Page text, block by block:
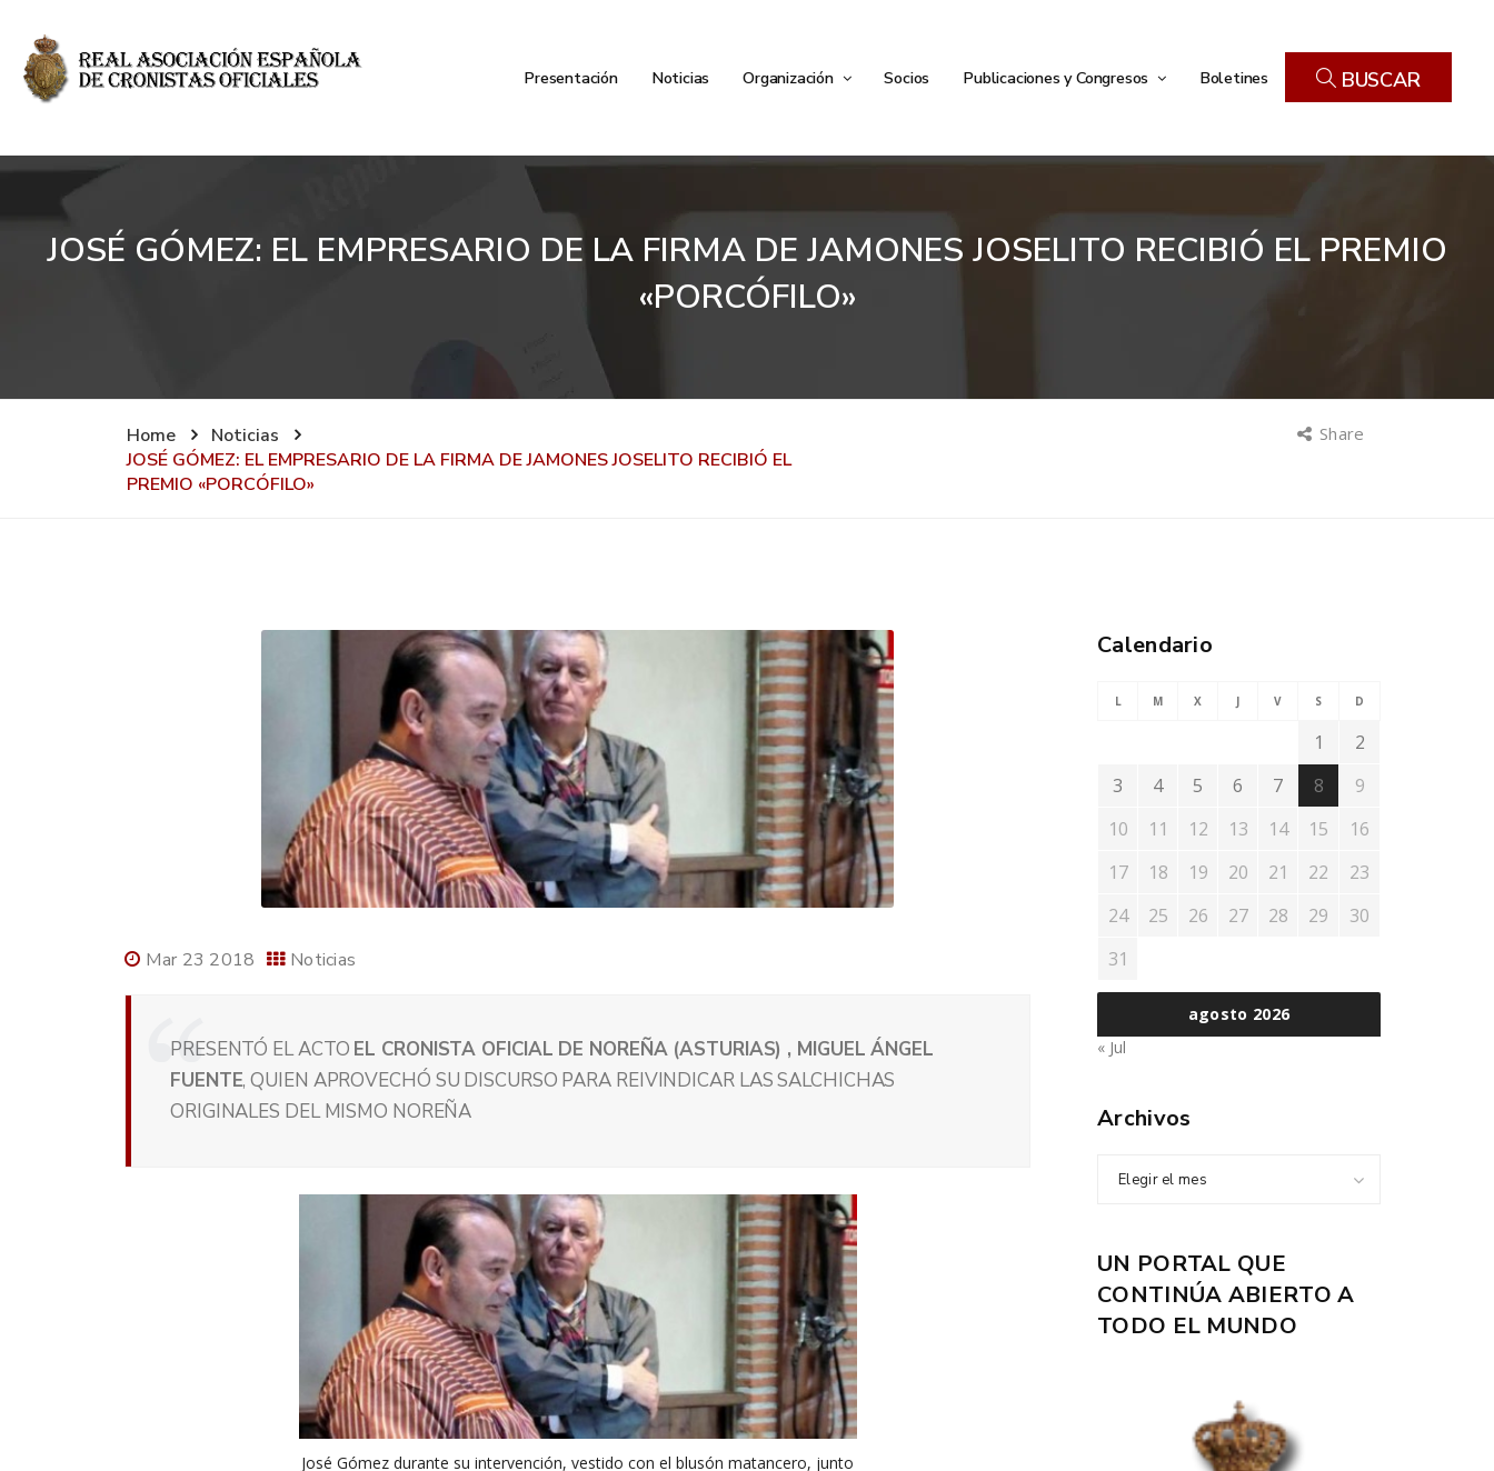
Presentación Noticias Organización Socios Publicaciones y Congresos Boletines BUSCAR
JOSÉ GÓMEZ: EL EMPRESARIO DE LA FIRMA DE JAMONES JOSELITO RECIBIÓ EL PREMIO
«PORCÓFILO»
Home
Noticias
JOSÉ GÓMEZ: EL EMPRESARIO DE LA FIRMA DE JAMONES JOSELITO RECIBIÓ EL
PREMIO «PORCÓFILO»
Share
Mar 23 2018 Noticias
PRESENTÓ EL ACTO EL CRONISTA OFICIAL DE NOREÑA (ASTURIAS) , MIGUEL ÁNGEL
FUENTE, QUIEN APROVECHÓ SU DISCURSO PARA REIVINDICAR LAS SALCHICHAS
ORIGINALES DEL MISMO NOREÑA
José Gómez durante su intervención, vestido con el blusón matancero, junto
Calendario
agosto 2026
L M X J V S D
1
2
3
4 5 6 7 8
9
10
11 12 13 14 15
16
17
18 19 20 21 22
23
24
25 26 27 28 29
30
31
« Jul
Archivos
Elegir el mes
UN PORTAL QUE
CONTINÚA ABIERTO A
TODO EL MUNDO